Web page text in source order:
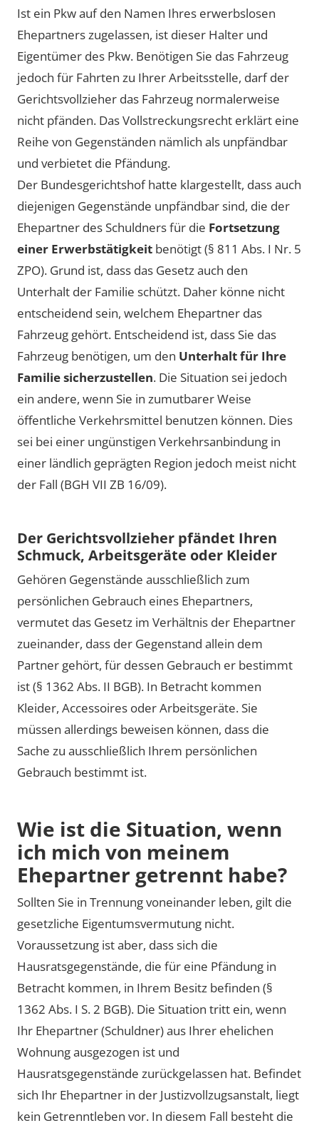
Ist ein Pkw auf den Namen Ihres erwerbslosen
Ehepartners zugelassen, ist dieser Halter und
Eigentümer des Pkw. Benötigen Sie das Fahrzeug
jedoch für Fahrten zu Ihrer Arbeitsstelle, darf der
Gerichtsvollzieher das Fahrzeug normalerweise
nicht pfänden. Das Vollstreckungsrecht erklärt eine
Reihe von Gegenständen nämlich als unpfändbar
und verbietet die Pfändung.
Der Bundesgerichtshof hatte klargestellt, dass auch
diejenigen Gegenstände unpfändbar sind, die der
Ehepartner des Schuldners für die Fortsetzung
einer Erwerbstätigkeit benötigt (§ 811 Abs. I Nr. 5
ZPO). Grund ist, dass das Gesetz auch den
Unterhalt der Familie schützt. Daher könne nicht
entscheidend sein, welchem Ehepartner das
Fahrzeug gehört. Entscheidend ist, dass Sie das
Fahrzeug benötigen, um den Unterhalt für Ihre
Familie sicherzustellen. Die Situation sei jedoch
ein andere, wenn Sie in zumutbarer Weise
öffentliche Verkehrsmittel benutzen können. Dies
sei bei einer ungünstigen Verkehrsanbindung in
einer ländlich geprägten Region jedoch meist nicht
der Fall (BGH VII ZB 16/09).
Der Gerichtsvollzieher pfändet Ihren
Schmuck, Arbeitsgeräte oder Kleider
Gehören Gegenstände ausschließlich zum
persönlichen Gebrauch eines Ehepartners,
vermutet das Gesetz im Verhältnis der Ehepartner
zueinander, dass der Gegenstand allein dem
Partner gehört, für dessen Gebrauch er bestimmt
ist (§ 1362 Abs. II BGB). In Betracht kommen
Kleider, Accessoires oder Arbeitsgeräte. Sie
müssen allerdings beweisen können, dass die
Sache zu ausschließlich Ihrem persönlichen
Gebrauch bestimmt ist.
Wie ist die Situation, wenn
ich mich von meinem
Ehepartner getrennt habe?
Sollten Sie in Trennung voneinander leben, gilt die
gesetzliche Eigentumsvermutung nicht.
Voraussetzung ist aber, dass sich die
Hausratsgegenstände, die für eine Pfändung in
Betracht kommen, in Ihrem Besitz befinden (§
1362 Abs. I S. 2 BGB). Die Situation tritt ein, wenn
Ihr Ehepartner (Schuldner) aus Ihrer ehelichen
Wohnung ausgezogen ist und
Hausratsgegenstände zurückgelassen hat. Befindet
sich Ihr Ehepartner in der Justizvollzugsanstalt, liegt
kein Getrenntleben vor. In diesem Fall besteht die